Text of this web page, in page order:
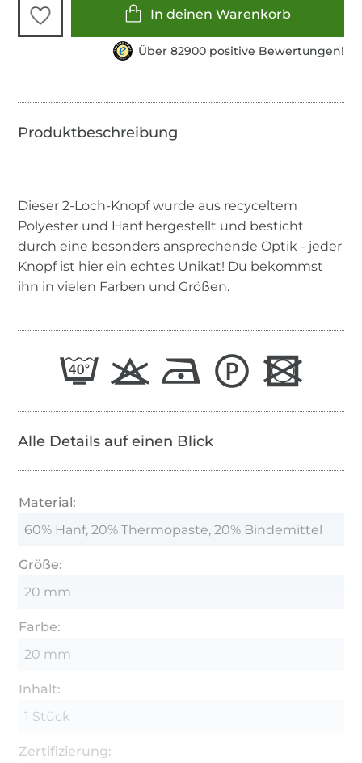
In deinen Warenkorb
Über 82900 positive Bewertungen!
Dieser 2-Loch-Knopf wurde aus recyceltem
Polyester und Hanf hergestellt und besticht
durch eine besonders ansprechende Optik - jeder
Knopf ist hier ein echtes Unikat! Du bekommst
ihn in vielen Farben und Größen.
Alle Details auf einen Blick
Material:
60% Hanf, 20% Thermopaste, 20% Bindemittel
Größe:
20 mm
Farbe:
20 mm
Inhalt:
1 Stück
Zertifizierung: